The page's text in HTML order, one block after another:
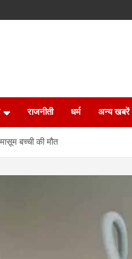
राजनीती धर्म अन्य खबरें
बच्ची की मौत